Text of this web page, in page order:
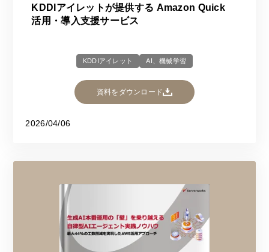
KDDIアイレットが提供する Amazon Quick
活用・導入支援サービス
KDDIアイレット AI、機械学習
資料をダウンロード
2026/04/06